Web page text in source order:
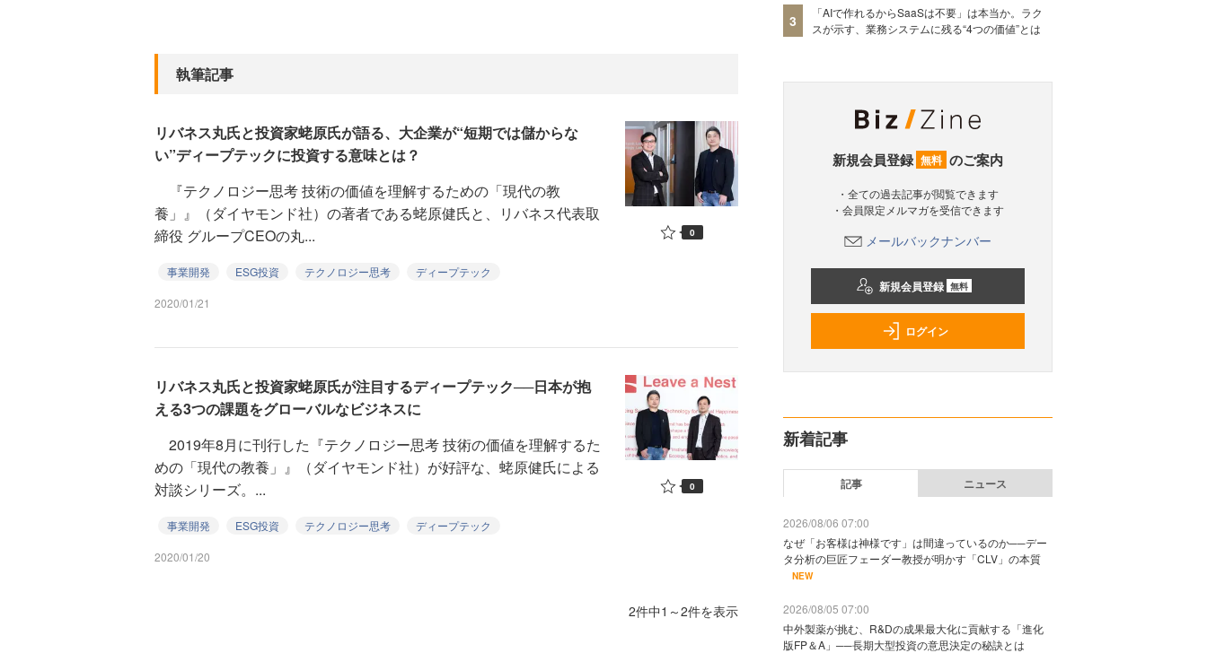
執筆記事
リバネス丸氏と投資家蛯原氏が語る、大企業が“短期では儲からな
い”ディープテックに投資する意味とは？
『テクノロジー思考 技術の価値を理解するための「現代の教
養」』（ダイヤモンド社）の著者である蛯原健氏と、リバネス代表取
締役 グループCEOの丸...
事業開発 ESG投資 テクノロジー思考 ディープテック
2020/01/21
0
リバネス丸氏と投資家蛯原氏が注目するディープテック──日本が抱
える3つの課題をグローバルなビジネスに
2019年8月に刊行した『テクノロジー思考 技術の価値を理解するた
めの「現代の教養」』（ダイヤモンド社）が好評な、蛯原健氏による
対談シリーズ。...
事業開発 ESG投資 テクノロジー思考 ディープテック
2020/01/20
0
2件中1～2件を表示
3
「AIで作れるからSaaSは不要」は本当か。ラク
スが示す、業務システムに残る“4つの価値”とは
新規会員登録 無料 のご案内
・全ての過去記事が閲覧できます
・会員限定メルマガを受信できます
メールバックナンバー
新規会員登録 無料
ログイン
新着記事
記事 ニュース
2026/08/06 07:00
なぜ「お客様は神様です」は間違っているのか──デー
タ分析の巨匠フェーダー教授が明かす「CLV」の本質
NEW
2026/08/05 07:00
中外製薬が挑む、R&Dの成果最大化に貢献する「進化
版FP＆A」──長期大型投資の意思決定の秘訣とは